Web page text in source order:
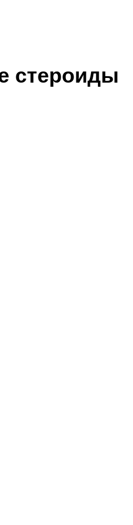
стероиды